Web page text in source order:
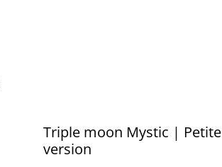
Triple moon Mystic | Petite
version